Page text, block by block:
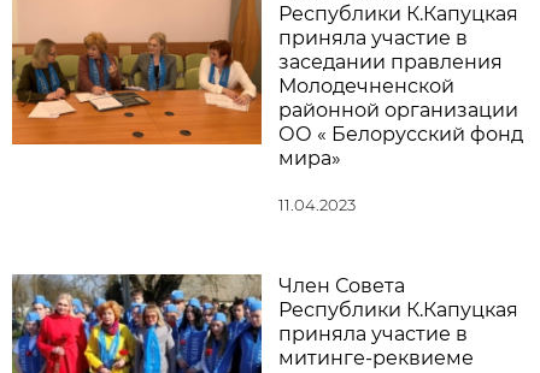
Республики К.Капуцкая
приняла участие в
заседании правления
Молодечненской
районной организации
ОО « Белорусский фонд
мира»
11.04.2023
Член Совета
Республики К.Капуцкая
приняла участие в
митинге-реквиеме